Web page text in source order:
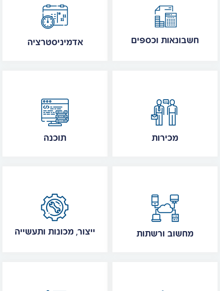
אדמיניסטרציה חשבונאות וכספים
תוכנה מכירות
ייצור, מכונות ותעשייה מחשוב ורשתות